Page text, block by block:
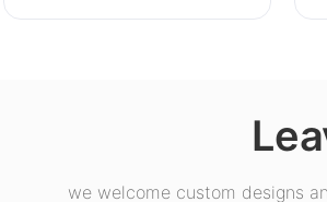
apgaismojumam
we welcome custom designs